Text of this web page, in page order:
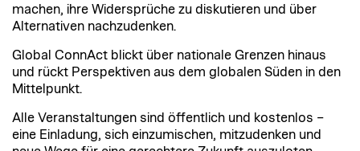
machen, ihre Widersprüche zu diskutieren und über
Alternativen nachzudenken.
Global ConnAct blickt über nationale Grenzen hinaus
und rückt Perspektiven aus dem globalen Süden in den
Mittelpunkt.
Alle Veranstaltungen sind öffentlich und kostenlos –
eine Einladung, sich einzumischen, mitzudenken und